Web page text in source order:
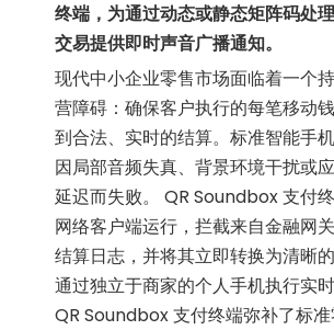
终端，为通过动态或静态矩阵码处
交易提供即时声音广播通知。
现代中小企业零售市场面临着一个
营障碍：确保客户执行的每笔移动
到合法、实时的结算。标准智能手
因局部音频失真、背景环境干扰或
延迟而失败。 QR Soundbox 支付
网络客户端运行，拦截来自金融网
结算日志，并将其立即转换为清晰的
通过独立于商家的个人手机执行实
QR Soundbox 支付终端弥补了标